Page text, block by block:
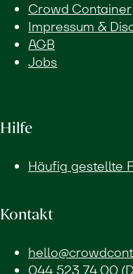
Crowd Container
Impressum &
AGB
Jobs
Hilfe
Häufig gestellte
Kontakt
044 523 74 00